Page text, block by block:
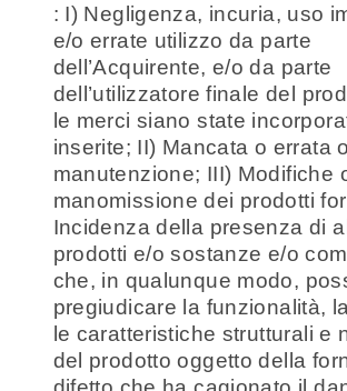
: I) Negligenza, incuria, uso
e/o errate utilizzo da parte
dell’Acquirente, e/o da parte
dell’utilizzatore finale del
le merci siano state
inserite; II) Mancata o errata
manutenzione; III) Modifiche
manomissione dei prodotti
Incidenza della presenza di
prodotti e/o sostanze e/o
che, in qualunque modo,
pregiudicare la funzionalità,
le caratteristiche strutturali e
del prodotto oggetto della